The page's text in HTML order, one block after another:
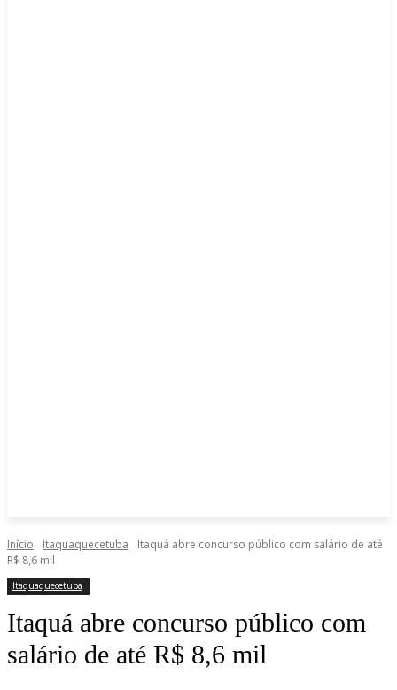
Início Itaquaquecetuba
Itaquá abre concurso público com salário de até
R$ 8,6 mil
Itaquaquecetuba
Itaquá abre concurso público com
salário de até R$ 8,6 mil